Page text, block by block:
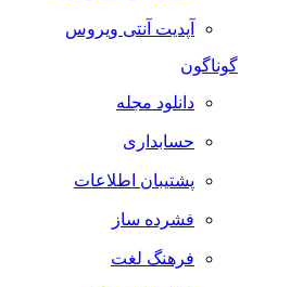
آپدیت آنتی ویروس
گوناگون
دانلود مجله
حسابداری
پشتیبان اطلاعات
فشرده ساز
فرهنگ لغت